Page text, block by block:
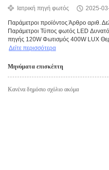
Ιατρική πηγή φωτός
2025-
Παράμετροι προϊόντος Άρθρο αριθ.
Παράμετροι Τύπος φωτός LED
πηγής 120W Φωτισμός 400W LUX
Δείτε περισσότερα
Μηνύματα επισκέπτη
Κανένα δημόσιο σχόλιο ακόμα